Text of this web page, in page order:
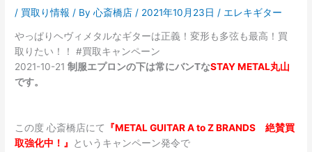
/ 買取り情報 / By心斎橋店 / 2021年10月23日 / エレキギター
やっぱりヘヴィメタルなギターは正義！変形も多弦も最高！買
取りたい！！ #買取キャンペーン
2021-10-21制服エプロンの下は常にバンTなSTAY METAL丸山
です。
この度 心斎橋店にて
『METAL GUITAR A to Z BRANDS 絶賛買
取強化中！』
というキャンペーン発令で